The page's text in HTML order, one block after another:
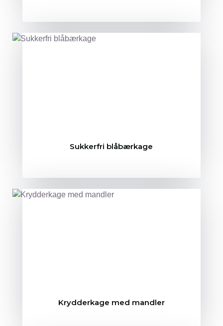
Sukkerfri blåbærkage
Krydderkage med mandler